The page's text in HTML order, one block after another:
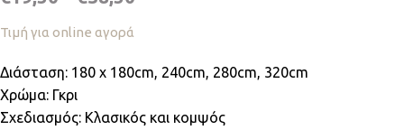
Τιμή για online αγορά
Διάσταση: 180 x 180cm, 240cm, 280cm, 320cm
Χρώμα: Γκρι
Σχεδιασμός: Κλασικός και κομψός